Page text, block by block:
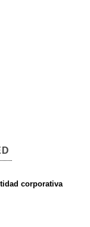
corporativa